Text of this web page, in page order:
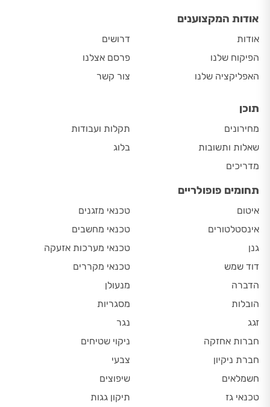
אודות המקצוענים
אודות
הפיקוח שלנו
האפליקציה שלנו
דרושים
פרסם אצלנו
צור קשר
תוכן
מחירונים
שאלות ותשובות
מדריכים
תקלות ועבודות
בלוג
תחומים פופולריים
איטום
אינסטלטורים
גנן
דוד שמש
הדברה
הובלות
זגג
חברות אחזקה
חברת ניקיון
חשמלאים
טכנאי גז
טכנאי מזגנים
טכנאי מחשבים
טכנאי מערכות אזעקה
טכנאי מקררים
מנעולן
מסגריות
נגר
ניקוי שטיחים
צבעי
שיפוצים
תיקון גגות